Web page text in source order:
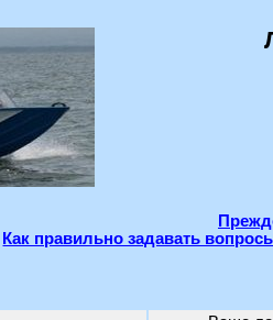
Как правильно задавать